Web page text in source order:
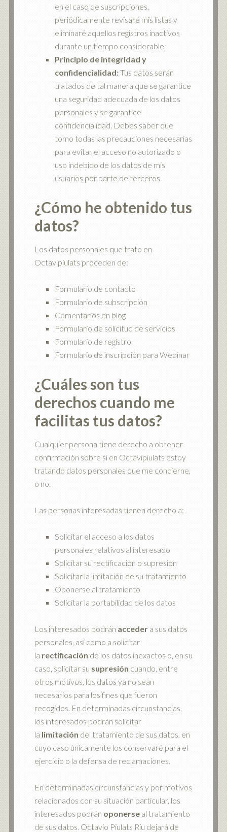
en el caso de suscripciones,
periódicamente revisaré mis listas y
eliminaré aquellos registros inactivos
durante un tiempo considerable.
Principio de integridad y
confidencialidad:Tus datos serán
tratados de tal manera que se garantice
una seguridad adecuada de los datos
personales y se garantice
confidencialidad. Debes saber que
tomo todas las precauciones necesarias
para evitar el acceso no autorizado o
uso indebido de los datos de mis
usuarios por parte de terceros.
¿Cómo he obtenido tus
datos?
Los datos personales que trato en
Octavipiulats proceden de:
Formulario de contacto
Formulario de subscripción
Comentarios en blog
Formulario de solicitud de servicios
Formulario de registro
Formulario de inscripción para Webinar
¿Cuáles son tus
derechos cuando me
facilitas tus datos?
Cualquier persona tiene derecho a obtener
confirmación sobre si en Octavipiulats estoy
tratando datos personales que me concierne,
o no.
Las personas interesadas tienen derecho a:
Solicitar el acceso a los datos
personales relativos al interesado
Solicitar su rectificación o supresión
Solicitar la limitación de su tratamiento
Oponerse al tratamiento
Solicitar la portabilidad de los datos
Los interesados podrán accedera sus datos
personales, así como a solicitar
la rectificación de los datos inexactos o, en su
caso, solicitar su supresión cuando, entre
otros motivos, los datos ya no sean
necesarios para los fines que fueron
recogidos. En determinadas circunstancias,
los interesados podrán solicitar
la limitación del tratamiento de sus datos, en
cuyo caso únicamente los conservaré para el
ejercicio o la defensa de reclamaciones.
En determinadas circunstancias y por motivos
relacionados con su situación particular, los
interesados podrán oponerseal tratamiento
de sus datos. Octavio Piulats Riu dejará de